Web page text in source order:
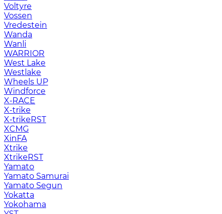
Voltyre
Vossen
Vredestein
Wanda
Wanli
WARRIOR
West Lake
Westlake
Wheels UP
Windforce
X-RACE
X-trike
X-trikeRST
XCMG
XinFA
Xtrike
XtrikeRST
Yamato
Yamato Samurai
Yamato Segun
Yokatta
Yokohama